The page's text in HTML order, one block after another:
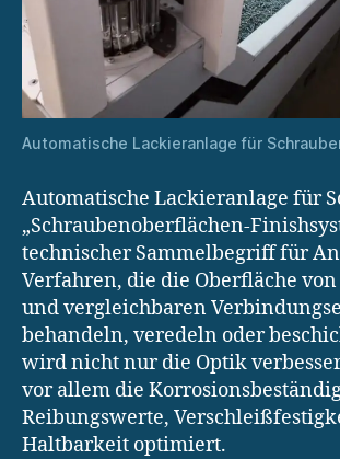
Automatische Lackieranlage für
Automatische Lackieranlage für
„Schraubenoberflächen-
technischer Sammelbegriff für
Verfahren, die die Oberfläche von
und vergleichbaren
behandeln, veredeln oder
wird nicht nur die Optik
vor allem die
Reibungswerte,
Haltbarkeit optimiert.